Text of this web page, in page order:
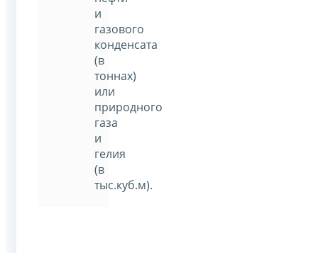
и
газового
конденсата
(в
тоннах)
или
природного
газа
и
гелия
(в
тыс.куб.м).